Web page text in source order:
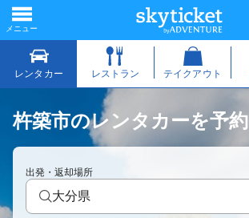
杵築市のレンタカーを予約
出発・返却場所
大分県